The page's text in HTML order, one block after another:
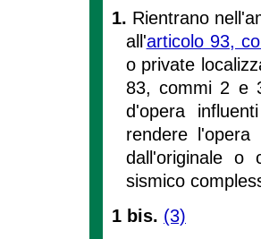
1. Rientrano
all'articolo 93,
o private
83, commi 2 e
d'opera
rendere
dall'originale o
sismico
1 bis. (3)